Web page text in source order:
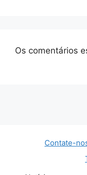
Os comentários
Contate-